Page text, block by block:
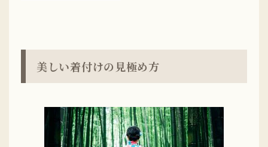
美しい着付けの見極め方